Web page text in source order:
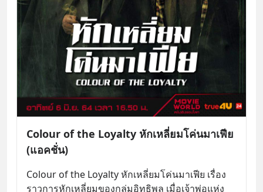
Colour of the Loyalty หักเหลี่ยมโค่นมาเฟีย
(แอคชั่น)
Colour of the Loyalty หักเหลี่ยมโค่นมาเฟีย เรื่อง
ราวการหักเหลี่ยมของกลุ่มอิทธิพล เมื่อเจ้าพ่อแห่ง